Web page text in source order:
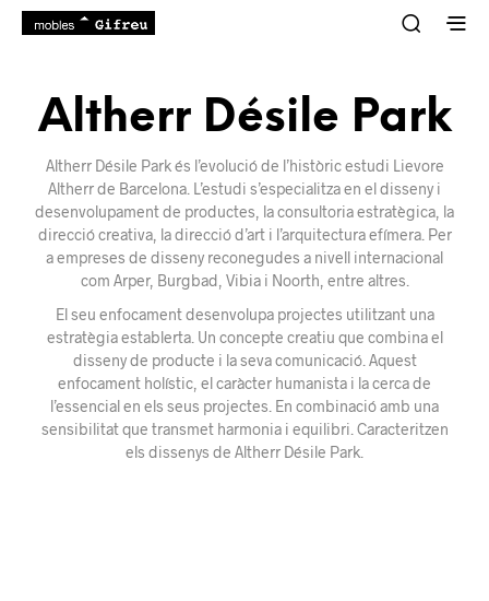
Altherr Désile Park
Altherr Désile Park és l’evolució de l’històric estudi Lievore
Altherr de Barcelona. L’estudi s’especialitza en el disseny i
desenvolupament de productes, la consultoria estratègica, la
direcció creativa, la direcció d’art i l’arquitectura efímera. Per
a empreses de disseny reconegudes a nivell internacional
com Arper, Burgbad, Vibia i Noorth, entre altres.
El seu enfocament desenvolupa projectes utilitzant una
estratègia establerta. Un concepte creatiu que combina el
disseny de producte i la seva comunicació. Aquest
enfocament holístic, el caràcter humanista i la cerca de
l’essencial en els seus projectes. En combinació amb una
sensibilitat que transmet harmonia i equilibri. Caracteritzen
els dissenys de Altherr Désile Park.